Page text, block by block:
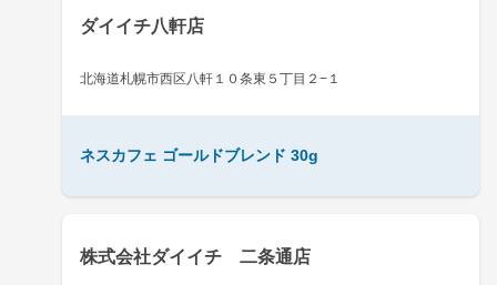
ダイイチ八軒店
北海道札幌市西区八軒１０条東５丁目２−１
ネスカフェ ゴールドブレンド 30g
株式会社ダイイチ 二条通店